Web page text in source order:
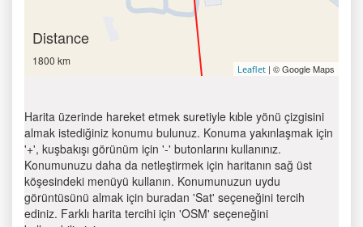
Distance
1800 km
Leaflet | © Google Maps
Harita üzerinde hareket etmek suretiyle kıble yönü çizgisini
almak istediğiniz konumu bulunuz. Konuma yakınlaşmak için
'+', kuşbakışı görünüm için '-' butonlarını kullanınız.
Konumunuzu daha da netleştirmek için haritanın sağ üst
köşesindeki menüyü kullanın. Konumunuzun uydu
görüntüsünü almak için buradan 'Sat' seçeneğini tercih
ediniz. Farklı harita tercihi için 'OSM' seçeneğini